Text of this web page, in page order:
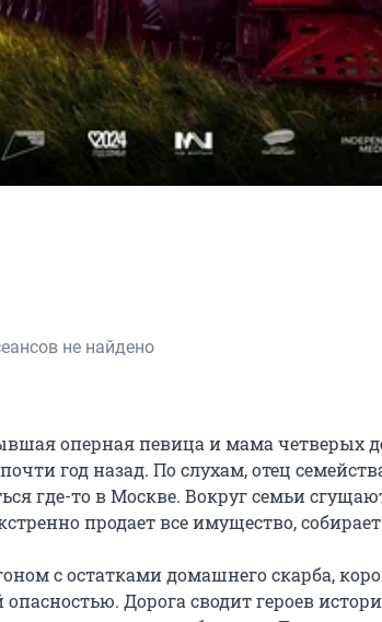
не найдено
оперная певица и мама четверых
год назад. По слухам, отец
где-то в Москве. Вокруг семьи
продает все имущество,
с остатками домашнего скарба,
Дорога сводит героев